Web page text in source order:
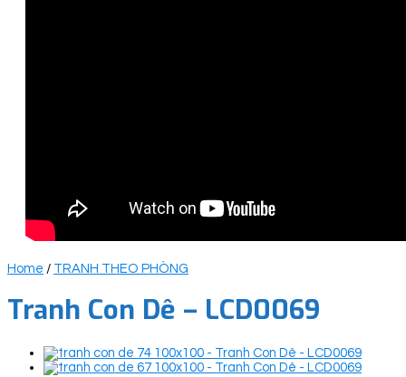
Home / TRANH THEO PHÒNG
Tranh Con Dê – LCD0069